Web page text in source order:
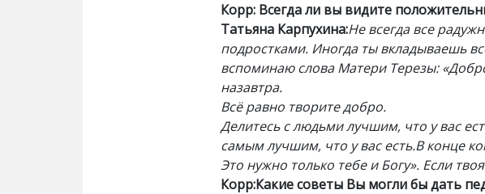
Корр: Всегда ли вы видите
Татьяна Карпухина:Не всегда все
подростками. Иногда ты вкладываешь
вспоминаю слова Матери Терезы:
назавтра.
Всё равно творите добро.
Делитесь с людьми лучшим, что у вас
самым лучшим, что у вас есть.В конце
Это нужно только тебе и Богу». Если
Корр:Какие советы Вы могли бы дать